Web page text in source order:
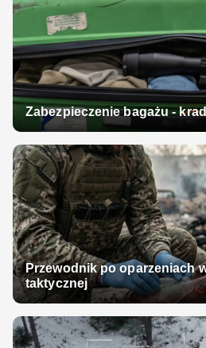
Zabezpieczenie bagażu -
Przewodnik po oparzeniach
taktycznej